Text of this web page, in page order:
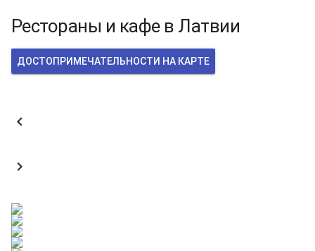
Рестораны и кафе в Латвии
ДОСТОПРИМЕЧАТЕЛЬНОСТИ НА КАРТЕ

